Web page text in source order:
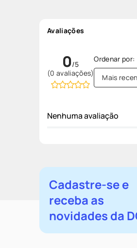
Avaliações
0
(0 avaliações) Mais
Nenhuma avaliação
Cadastre-se e
receba as
novidades da